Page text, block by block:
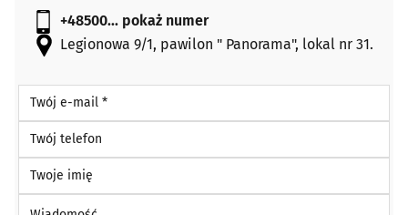
+48500... pokaż numer
Legionowa 9/1, pawilon " Panorama", lokal nr 31.
Twój e-mail *
Twój telefon
Twoje imię